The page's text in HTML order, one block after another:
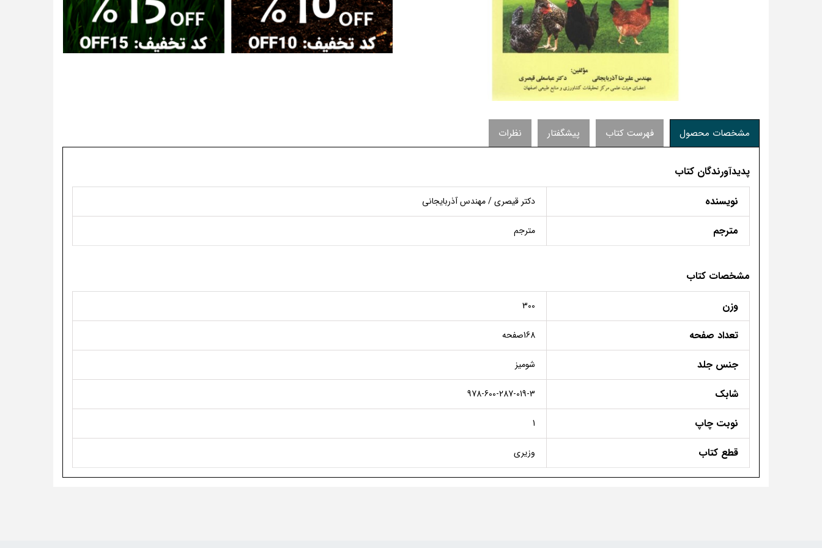
مشخصات محصول فهرست کتاب پیشگفتار نظرات
پدیدآورندگان کتاب
نویسنده
دکتر قیصری / مهندس آذربایجانی
مترجم مترجم
مشخصات کتاب
وزن
300
تعداد صفحه 168صفحه
جنس جلد شومیز
شابک 978-600-287-019-3
نوبت چاپ 1
قطع کتاب وزیری